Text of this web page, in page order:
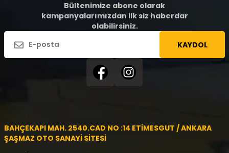
Bültenimize abone olarak
kampanyalarımızdan ilk siz haberdar
olabilirsiniz.
KAYDOL
BAHÇEKAPI MAH. 2540.CAD NO :14 ETİMESGUT / ANKARA
ŞAŞMAZ OTO SANAYİ SİTESİ